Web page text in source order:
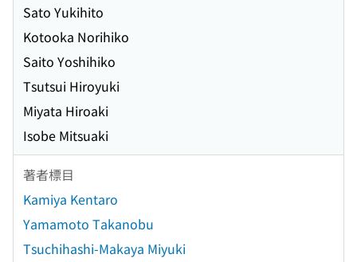
Sato Yukihito
Kotooka Norihiko
Saito Yoshihiko
Tsutsui Hiroyuki
Miyata Hiroaki
Isobe Mitsuaki
著者標目
Kamiya Kentaro
Yamamoto Takanobu
Tsuchihashi-Makaya Miyuki